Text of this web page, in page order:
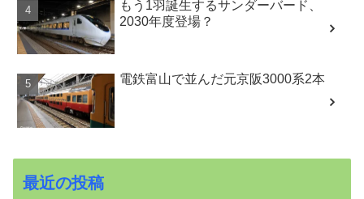
もう1羽誕生するサンダーバード、
2030年度登場？
電鉄富山で並んだ元京阪3000系2本
最近の投稿